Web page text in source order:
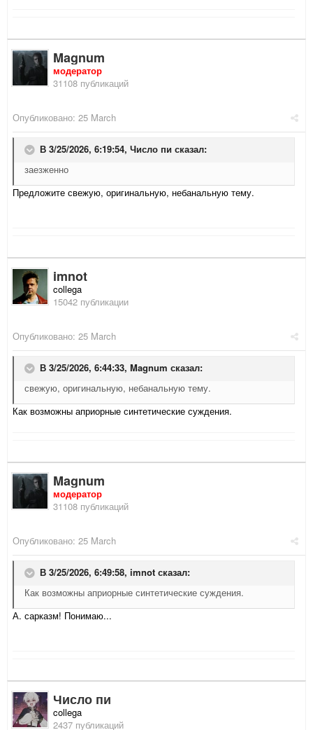
Magnum
модератор
31108 публикаций
Опубликовано: 25 March
В 3/25/2026, 6:19:54, Число пи сказал:
заезженно
Предложите свежую, оригинальную, небанальную тему.
imnot
collega
15042 публикации
Опубликовано: 25 March
В 3/25/2026, 6:44:33, Magnum сказал:
свежую, оригинальную, небанальную тему.
Как возможны априорные синтетические суждения.
Magnum
модератор
31108 публикаций
Опубликовано: 25 March
В 3/25/2026, 6:49:58, imnot сказал:
Как возможны априорные синтетические суждения.
А. сарказм! Понимаю...
Число пи
collega
2437 публикаций